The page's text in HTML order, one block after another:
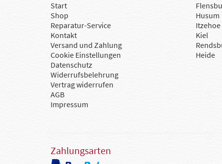
Start
Shop
Reparatur-Service
Kontakt
Versand und Zahlung
Cookie Einstellungen
Datenschutz
Widerrufsbelehrung
Vertrag widerrufen
AGB
Impressum
Husum
Itzehoe
Kiel
Heide
Zahlungsarten